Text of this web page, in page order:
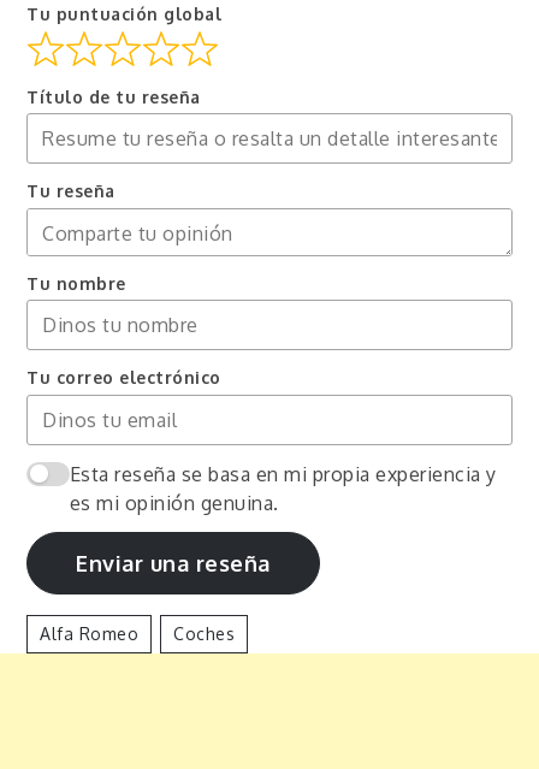
Tu puntuación global
Título de tu reseña
Tu reseña
Tu nombre
Tu correo electrónico
Esta reseña se basa en mi propia experiencia y
es mi opinión genuina.
Enviar una reseña
Alfa Romeo Coches